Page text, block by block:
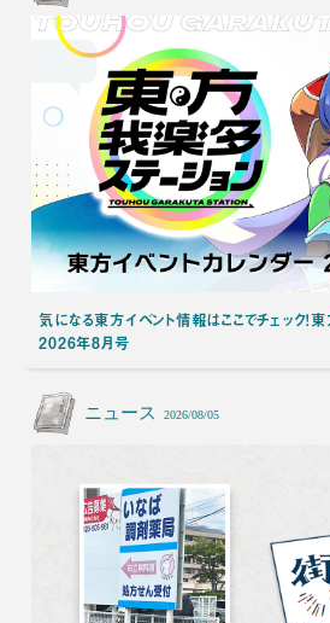
気になる東方イベント情報はここでチェック！
2026年8月号
ニュース 2026/08/05